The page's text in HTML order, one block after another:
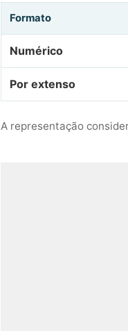
Formato
Numérico
Por extenso
A representação